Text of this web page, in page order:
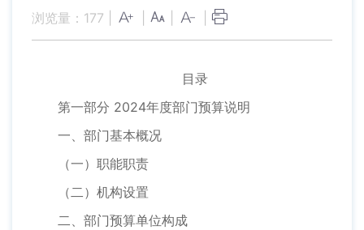
浏览量： 177
目录
第一部分 2024年度部门预算说明
一、部门基本概况
（一）职能职责
（二）机构设置
二、部门预算单位构成